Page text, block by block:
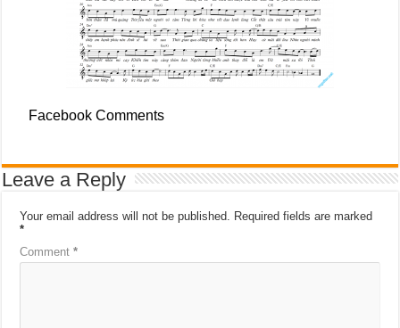
Facebook Comments
Leave a Reply
Your email address will not be published.
Required fields are marked
*
Comment*